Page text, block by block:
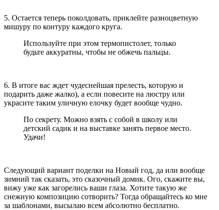
5. Остается теперь поколдовать, приклейте разноцветную
мишуру по контуру каждого круга.
Используйте при этом термопистолет, только
будьте аккуратны, чтобы не обжечь пальцы.
6. В итоге вас ждет чудеснейшая прелесть, которую и
подарить даже жалко), а если повесите на люстру или
украсите таким уличную елочку будет вообще чудно.
По секрету. Можно взять с собой в школу или
детский садик и на выставке занять первое место.
Удачи!
Следующий вариант поделки на Новый год, да или вообще
зимний так сказать, это сказочный домик. Ого, скажите вы,
вижу уже как загорелись ваши глаза. Хотите такую же
снежную композицию сотворить? Тогда обращайтесь ко мне
за шаблонами, высылаю всем абсолютно бесплатно.